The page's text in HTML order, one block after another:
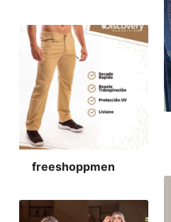
freeshoppmen